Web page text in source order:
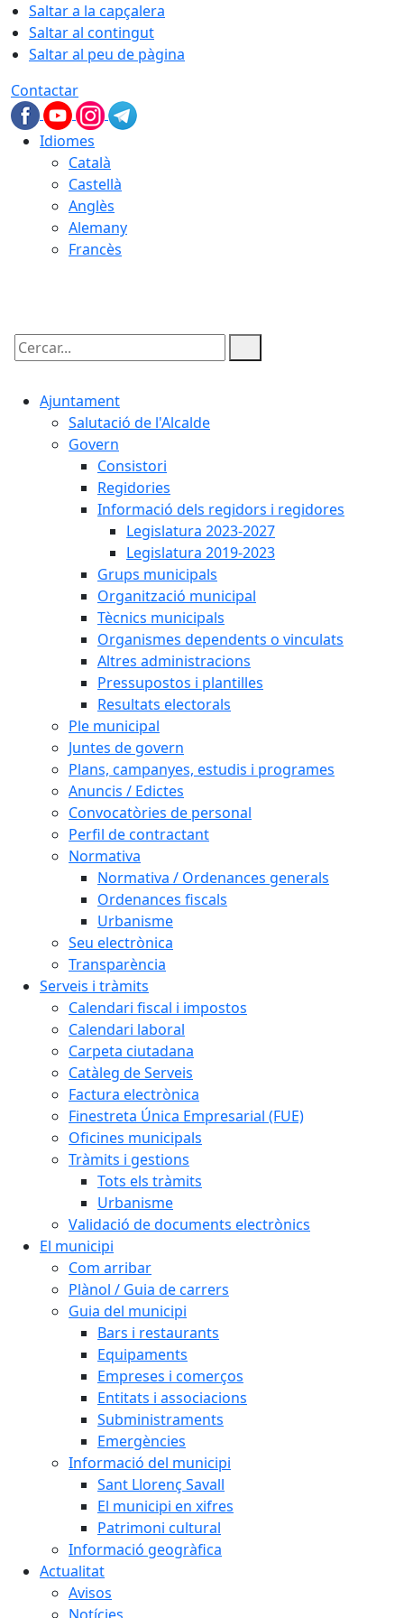
Saltar a la capçalera
Saltar al contingut
Saltar al peu de pàgina
Contactar
Idiomes
Català
Castellà
Anglès
Alemany
Francès
Cercar:
Ajuntament
Salutació de l'Alcalde
Govern
Consistori
Regidories
Informació dels regidors i regidores
Legislatura 2023-2027
Legislatura 2019-2023
Grups municipals
Organització municipal
Tècnics municipals
Organismes dependents o vinculats
Altres administracions
Pressupostos i plantilles
Resultats electorals
Ple municipal
Juntes de govern
Plans, campanyes, estudis i programes
Anuncis / Edictes
Convocatòries de personal
Perfil de contractant
Normativa
Normativa / Ordenances generals
Ordenances fiscals
Urbanisme
Seu electrònica
Transparència
Serveis i tràmits
Calendari fiscal i impostos
Calendari laboral
Carpeta ciutadana
Catàleg de Serveis
Factura electrònica
Finestreta Única Empresarial (FUE)
Oficines municipals
Tràmits i gestions
Tots els tràmits
Urbanisme
Validació de documents electrònics
El municipi
Com arribar
Plànol / Guia de carrers
Guia del municipi
Bars i restaurants
Equipaments
Empreses i comerços
Entitats i associacions
Subministraments
Emergències
Informació del municipi
Sant Llorenç Savall
El municipi en xifres
Patrimoni cultural
Informació geogràfica
Actualitat
Avisos